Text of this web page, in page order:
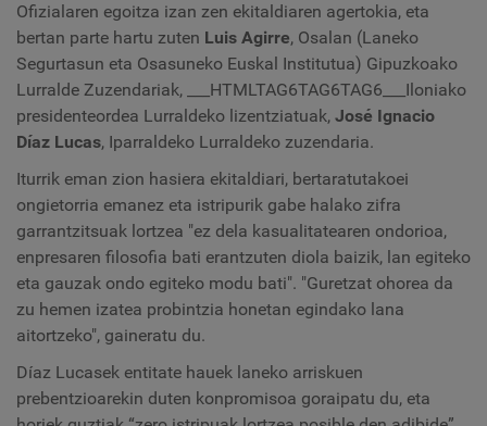
Ofizialaren egoitza izan zen ekitaldiaren agertokia, eta
bertan parte hartu zuten Luis Agirre, Osalan (Laneko
Segurtasun eta Osasuneko Euskal Institutua) Gipuzkoako
Lurralde Zuzendariak, ___HTMLTAG6TAG6TAG6___Iloniako
presidenteordea Lurraldeko lizentziatuak, José Ignacio
Díaz Lucas, Iparraldeko Lurraldeko zuzendaria.
Iturrik eman zion hasiera ekitaldiari, bertaratutakoei
ongietorria emanez eta istripurik gabe halako zifra
garrantzitsuak lortzea "ez dela kasualitatearen ondorioa,
enpresaren filosofia bati erantzuten diola baizik, lan egiteko
eta gauzak ondo egiteko modu bati". "Guretzat ohorea da
zu hemen izatea probintzia honetan egindako lana
aitortzeko", gaineratu du.
Díaz Lucasek entitate hauek laneko arriskuen
prebentzioarekin duten konpromisoa goraipatu du, eta